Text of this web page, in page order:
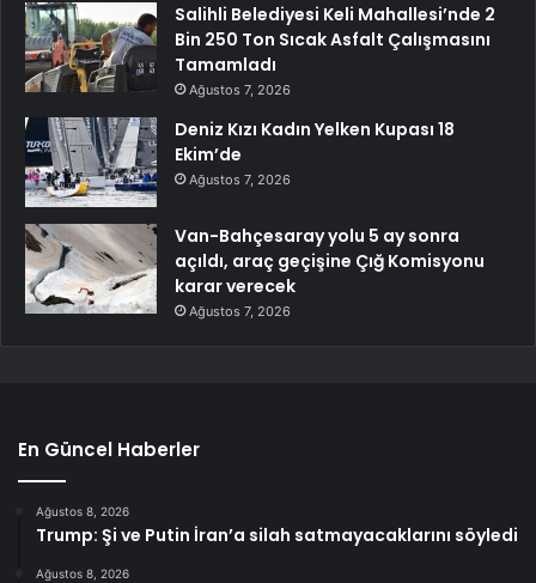
Salihli Belediyesi Keli Mahallesi’nde 2
Bin 250 Ton Sıcak Asfalt Çalışmasını
Tamamladı
Ağustos 7, 2026
Deniz Kızı Kadın Yelken Kupası 18
Ekim’de
Ağustos 7, 2026
Van-Bahçesaray yolu 5 ay sonra
açıldı, araç geçişine Çığ Komisyonu
karar verecek
Ağustos 7, 2026
En Güncel Haberler
Ağustos 8, 2026
Trump: Şi ve Putin İran’a silah satmayacaklarını söyledi
Ağustos 8, 2026